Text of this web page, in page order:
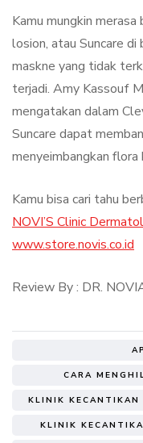
Kamu mungkin merasa
losion, atau Suncare
maskne yang tidak
terjadi. Amy Kassouf
mengatakan dalam
Suncare dapat
menyeimbangkan
Kamu bisa cari tahu
NOVI’S Clinic
www.store.novis.co.id
Review By : DR.
CARA
KLINIK KECANTIKAN
KLINIK